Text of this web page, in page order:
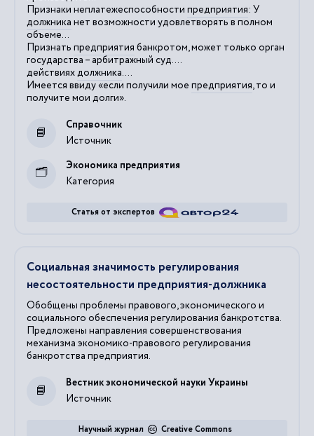
Признаки неплатежеспособности предприятия: У
должника нет возможности удовлетворять в полном
объеме...
Признать предприятия банкротом, может только орган
государства – арбитражный суд....
действияхдолжника....
Имеется ввиду «если получили мое предприятия, то и
получите мои долги».
Источник
Справочник
Категория
Экономика предприятия
Статья от экспертов
Социальная значимость регулирования
несостоятельности предприятия-должника
Обобщены проблемы правового, экономического и
социального обеспечения регулирования банкротства.
Предложены направления совершенствования
механизма экономико-правового регулирования
банкротства предприятия.
Источник
Вестник экономической науки Украины
Creative Commons
Научный журнал